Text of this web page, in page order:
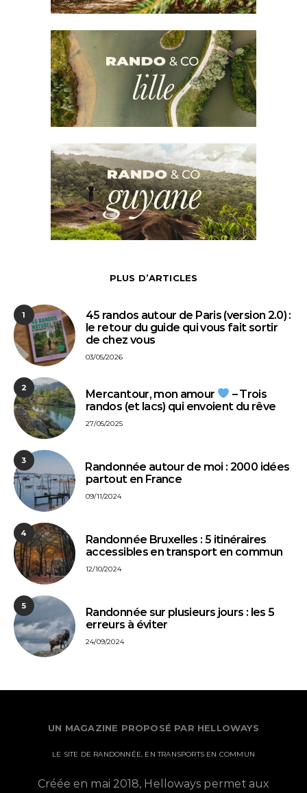
PLUS D’ARTICLES
1
45 randos autour de Paris (version 2.0) :
le retour du guide qui vous fait sortir
de chez vous
03/05/2026
2
Mercantour, mon amour
– Trois
randos (et lacs) qui envoient du rêve
27/05/2025
3
⁠Randonnée autour de moi : 2000 idées
partout en France
09/11/2024
4
Randonnée Bruxelles : 5 itinéraires
accessibles en transport en commun
12/10/2024
5
Randonnée sur plusieurs jours : les 5
erreurs à éviter
24/09/2024
UN MAGAZINE PROPOSÉ PAR HELLOWAYS
LE SITE DE RANDONNÉE, EN TRANSPORTS EN COMMUN
Créée en mai 2018, Helloways permet aux